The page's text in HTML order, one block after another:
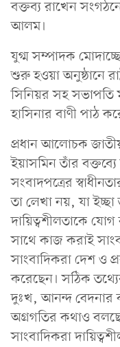
বক্তব্য রাখেন
আলম।
যুগ্ম সম্পাদক
শুরু হওয়া অনুষ্ঠানে
সিনিয়র সহ সভাপতি
হাসিনার বাণী পাঠ
প্রধান আলোচক
ইয়াসমিন তাঁর
সংবাদপত্রের
তা লেখা নয়, যা
দায়িত্বশীলতাকে
সাথে কাজ করাই
সাংবাদিকরা দেশ ও
করেছেন। সঠিক
দুঃখ, আনন্দ বেদনার
অগ্রগতির কথাও
সাংবাদিকরা